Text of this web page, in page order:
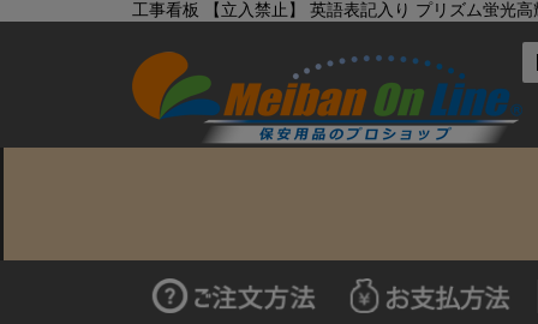
工事看板 【立入禁止】 英語表記入り プリズム蛍光